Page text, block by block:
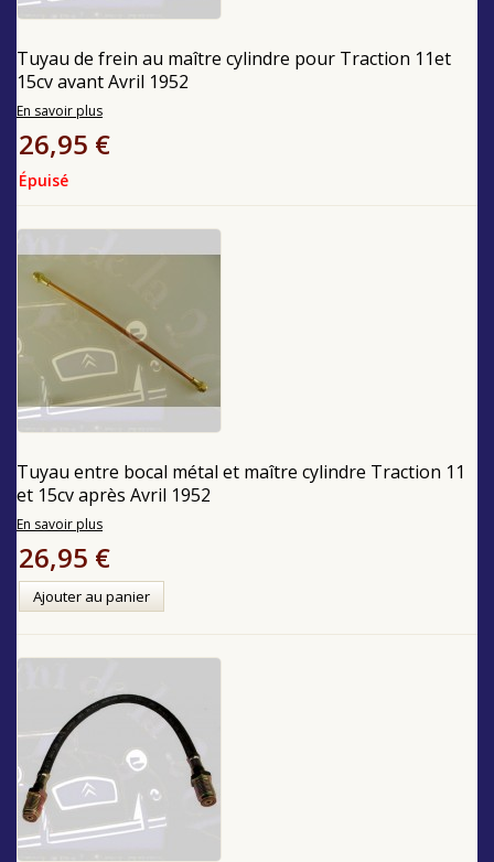
Tuyau de frein au maître cylindre pour Traction 11et
15cv avant Avril 1952
En savoir plus
26,95 €
Épuisé
Tuyau entre bocal métal et maître cylindre Traction 11
et 15cv après Avril 1952
En savoir plus
26,95 €
Ajouter au panier